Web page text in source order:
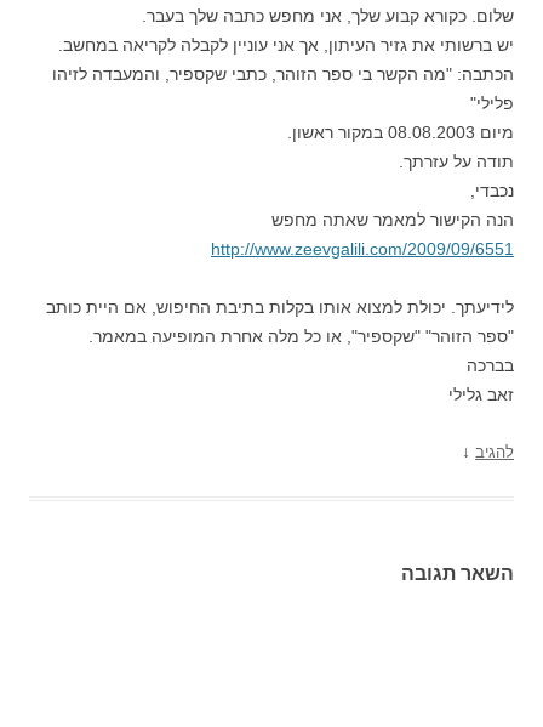
שלום. כקורא קבוע שלך, אני מחפש כתבה שלך בעבר.
יש ברשותי את גזיר העיתון, אך אני עוניין לקבלה לקריאה במחשב.
הכתבה: "מה הקשר בי ספר הזוהר, כתבי שקספיר, והמעבדה לזיהו
פלילי"
מיום 08.08.2003 במקור ראשון.
תודה על עזרתך.
נכבדי,
הנה הקישור למאמר שאתה מחפש
http://www.zeevgalili.com/2009/09/6551
לידיעתך. יכולת למצוא אותו בקלות בתיבת החיפוש, אם היית כותב
"ספר הזוהר" "שקספיר", או כל מלה אחרת המופיעה במאמר.
בברכה
זאב גלילי
להגיב ↓
השאר תגובה